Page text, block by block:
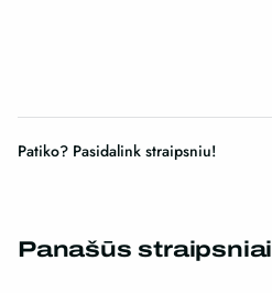
Patiko? Pasidalink straipsniu!
Panašūs straipsniai